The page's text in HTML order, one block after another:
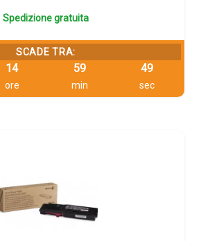
Spedizione gratuita
SCADE TRA:
14
ore
59
min
48
sec